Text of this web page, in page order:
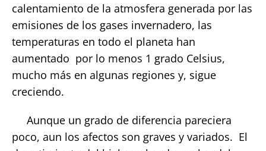
calentamiento de la atmosfera generada por las
emisiones de los gases invernadero, las
temperaturas en todo el planeta han
aumentado por lo menos 1 grado Celsius,
mucho más en algunas regiones y, sigue
creciendo.
Aunque un grado de diferencia pareciera
poco, aun los afectos son graves y variados. El